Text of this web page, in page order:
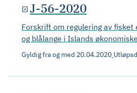
J-56-2020
Forskrift om regulering av fisket
og blålange i Islands
Gyldig fra og med 20.04.2020